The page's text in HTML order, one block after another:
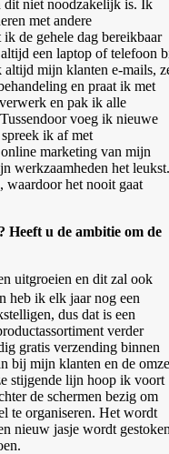
dit niet noodzakelijk is. Ik
met andere
de gehele dag bereikbaar
een laptop of telefoon
mijn klanten e-mails,
en praat ik met
en pak ik alle
voeg ik nieuwe
ik af met
marketing van mijn
werkzaamheden het leukst.
waardoor het nooit gaat
Heeft u de ambitie om de
uitgroeien en dit zal ook
heb ik elk jaar nog een
dus dat is een
verder
gratis verzending binnen
bij mijn klanten en de
stijgende lijn hoop ik voort
de schermen bezig om
te organiseren. Het wordt
nieuw jasje wordt